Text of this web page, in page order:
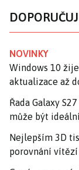
NOVINKY
Windows 10
aktualizace až
Řada Galaxy
může být
Nejlepším 3D
porovnání